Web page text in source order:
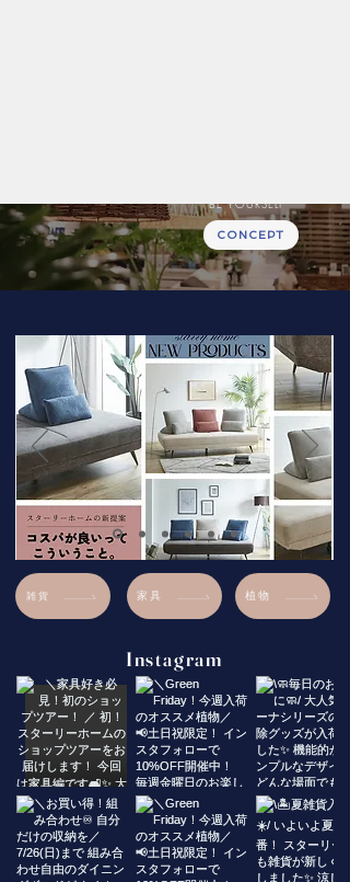
BE YOURSELF
CONCEPT
雑貨 家具 植物
Instagram